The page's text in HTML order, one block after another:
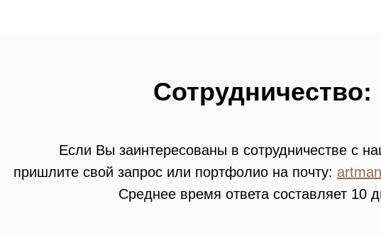
Сотрудничество:
Если Вы заинтересованы в сотрудничестве с
пришлите свой запрос или портфолио на почту:
Среднее время ответа составляет 10